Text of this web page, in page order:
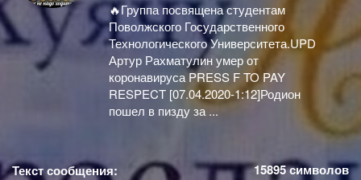
🔥Группа посвящена студентам
Поволжского Государственного
Технологического Университета.UPD
Артур Рахматулин умер от
коронавируса PRESS F TO PAY
RESPECT [07.04.2020-1:12]Родион
пошел в пизду за ...
Текст сообщения: 15895символов